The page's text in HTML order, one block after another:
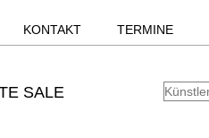
KONTAKT TERMINE
SALE